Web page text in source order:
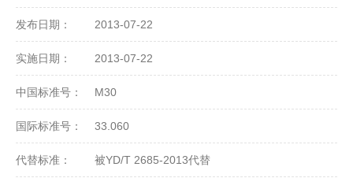
发布日期： 2013-07-22
实施日期： 2013-07-22
中国标准号： M30
国际标准号： 33.060
代替标准： 被YD/T 2685-2013代替